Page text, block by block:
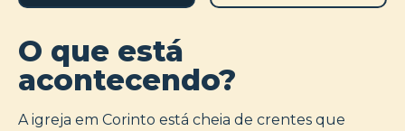
O que está
acontecendo?
A igreja em Corinto está cheia de crentes que